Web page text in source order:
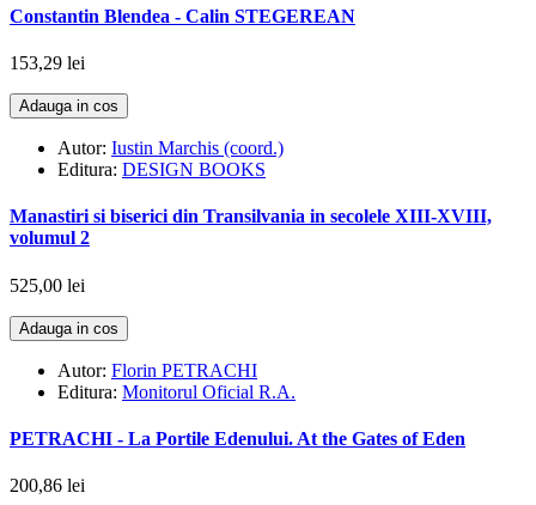
Constantin Blendea - Calin STEGEREAN
153,29 lei
Adauga in cos
Autor: Iustin Marchis (coord.)
Editura: DESIGN BOOKS
Manastiri si biserici din Transilvania in secolele XIII-XVIII,
volumul 2
525,00 lei
Adauga in cos
Autor: Florin PETRACHI
Editura: Monitorul Oficial R.A.
PETRACHI - La Portile Edenului. At the Gates of Eden
200,86 lei